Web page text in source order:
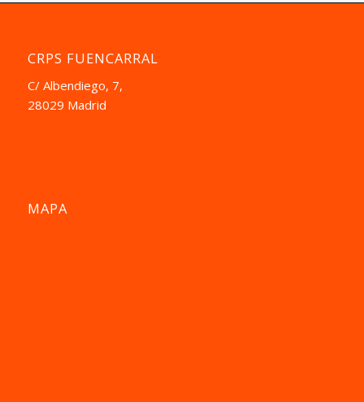
CRPS FUENCARRAL
C/ Albendiego, 7,
28029 Madrid
MAPA